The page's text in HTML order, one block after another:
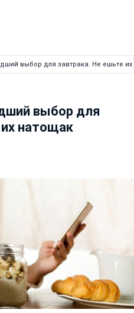
выбор для завтрака. Не ешьте
выбор для
натощак